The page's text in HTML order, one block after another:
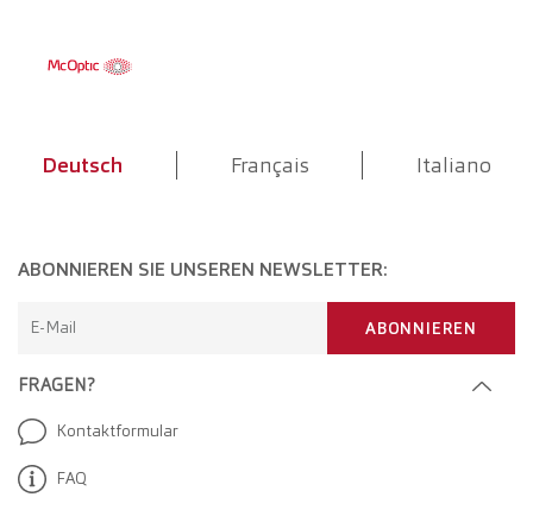
Deutsch Français Italiano
FRAGEN?
Kontaktformular
FAQ
ABONNIEREN SIE UNSEREN NEWSLETTER:
E-Mail ABONNIEREN